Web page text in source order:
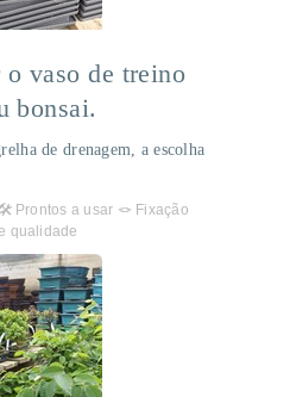
vaso de treino
bonsai.
de drenagem, a escolha
Prontos a usar 🪢 Fixação
qualidade